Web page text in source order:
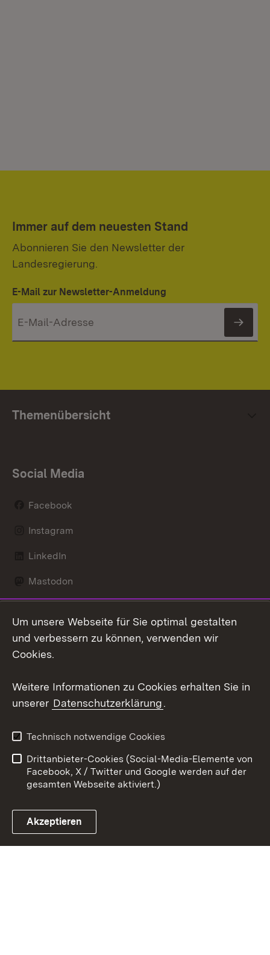
Immer auf dem neuesten Stand
Abonnieren Sie den Newsletter der
Landesregierung.
E-Mail zur Newsletter-Anmeldung
Themenübersicht
Social Media
Facebook
Instagram
LinkedIn
Mastodon
X / Twitter
Youtube
Link zum Landesportal
Kontakt
Datenschutz
Barrierefreiheit
Impressum Cookies
Um unsere Webseite für Sie optimal gestalten
und verbessern zu können, verwenden wir
Cookies.
Weitere Informationen zu Cookies erhalten Sie in
unserer Datenschutzerklärung.
Technisch notwendige Cookies
Drittanbieter-Cookies (Social-Media-Elemente von
Facebook, X / Twitter und Google werden auf der
gesamten Webseite aktiviert.)
Akzeptieren